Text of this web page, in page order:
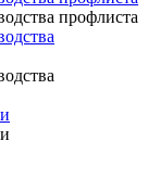
профлиста